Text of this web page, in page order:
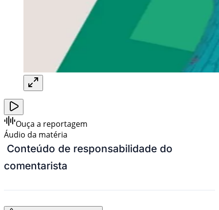
Ouça a reportagem
Áudio da matéria
Conteúdo de responsabilidade do
comentarista